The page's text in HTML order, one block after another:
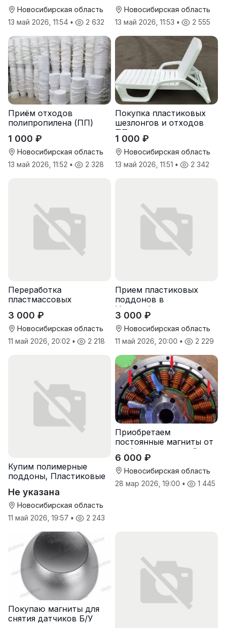
Новосибирская область
13 май 2026, 11:54 • 2 632
Новосибирская область
13 май 2026, 11:53 • 2 555
Приём отходов
полипропилена (ПП)
1 000 ₽
Новосибирская область
13 май 2026, 11:52 • 2 328
Покупка пластиковых
шезлонгов и отходов
ПП
1 000 ₽
Новосибирская область
13 май 2026, 11:51 • 2 342
Переработка
пластмассовых
3 000 ₽
Новосибирская область
11 май 2026, 20:02 • 2 218
Прием пластиковых
поддонов в
Новосибирске
3 000 ₽
Новосибирская область
11 май 2026, 20:00 • 2 229
Купим полимерные
поддоны, Пластиковые
Не указана
Новосибирская область
11 май 2026, 19:57 • 2 243
Приобретаем
постоянные магниты от
разбора двигателей
6 000 ₽
Новосибирская область
28 мар 2026, 19:00 • 1 445
Покупаю магниты для
снятия датчиков Б/У